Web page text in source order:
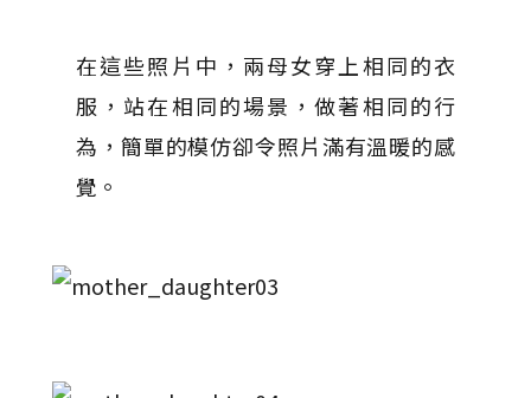
在這些照片中，兩母女穿上相同的衣
服，站在相同的場景，做著相同的行
為，簡單的模仿卻令照片滿有溫暖的感
覺。